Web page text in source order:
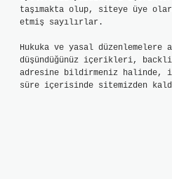
taşımakta olup, siteye üye
etmiş sayılırlar.
Hukuka ve yasal düzenlemelere
düşündüğünüz içerikleri,
adresine bildirmeniz
süre içerisinde sitemizden